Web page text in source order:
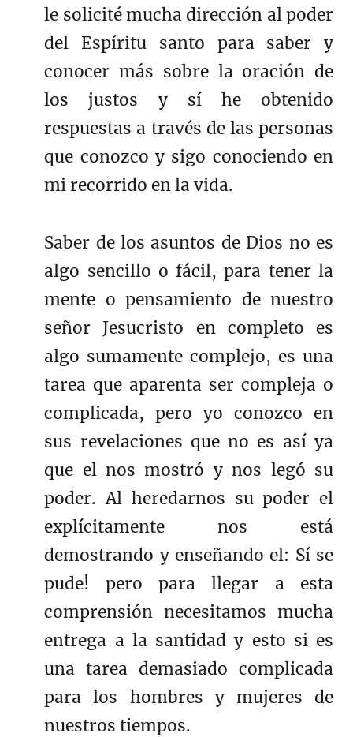
le solicité mucha dirección al poder
del Espíritu santo para saber y
conocer más sobre la oración de
los justos y sí he obtenido
respuestas a través de las personas
que conozco y sigo conociendo en
mi recorrido en la vida.
Saber de los asuntos de Dios no es
algo sencillo o fácil, para tener la
mente o pensamiento de nuestro
señor Jesucristo en completo es
algo sumamente complejo, es una
tarea que aparenta ser compleja o
complicada, pero yo conozco en
sus revelaciones que no es así ya
que el nos mostró y nos legó su
poder. Al heredarnos su poder el
explícitamente nos está
demostrando y enseñando el: Sí se
pude! pero para llegar a esta
comprensión necesitamos mucha
entrega a la santidad y esto si es
una tarea demasiado complicada
para los hombres y mujeres de
nuestros tiempos.